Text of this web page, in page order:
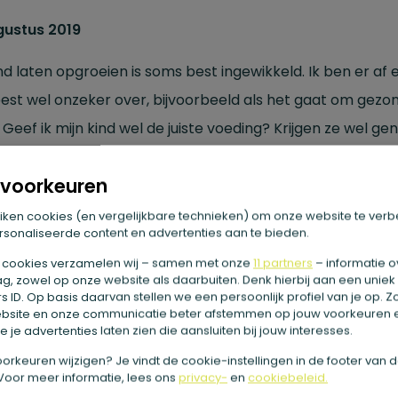
cookies (en vergelijkbare technieken) om onze website te
content en advertenties aan te bieden.
verzamelen wij – samen met onze 11 partners – informatie
zowel op onze website als daarbuiten. Denk hierbij aan een uniek
ID. Op basis daarvan stellen we een persoonlijk profiel van je op.
en onze communicatie beter afstemmen op jouw voorkeuren
je advertenties laten zien die aansluiten bij jouw interesses.
wijzigen? Je vindt de cookie-instellingen in de footer van
meer informatie, lees ons privacy- en cookiebeleid.
2019
laten opgroeien is soms best ingewikkeld. Ik ben er af
wel onzeker over, bijvoorbeeld als het gaat om
ik mijn kind wel de juiste voeding? Krijgen ze wel
maar lukt het altijd wel om me daar
aan te houden? Er zijn van die dagen dat mijn man
zijn en we toch weer een snelle spaghetti in elkaar
een afhaalmaaltijd eten of een pizza bestellen.Ook
zijn niet dol op groente. Gelukkig heb ik daar nu wel
voor gevonden waar ik heel blij mee ben: de
van Sap.je. Lees het volledige artikel op hun